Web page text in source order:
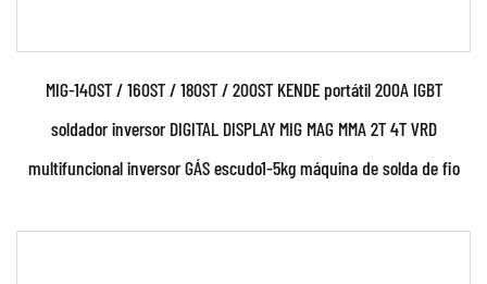
MIG-140ST / 160ST / 180ST / 200ST KENDE portátil 200A IGBT
soldador inversor DIGITAL DISPLAY MIG MAG MMA 2T 4T VRD
multifuncional inversor GÁS escudo1-5kg máquina de solda de fio